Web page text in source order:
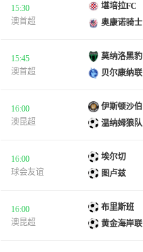
15:30
澳首超
堪培拉FC
奥康诺骑士
15:45
澳首超
莫纳洛黑豹
贝尔康纳联
16:00
澳昆超
伊斯顿沙伯
温纳姆狼队
16:00
球会友谊
埃尔切
图卢兹
16:00
澳昆超
布里斯班
黄金海岸联